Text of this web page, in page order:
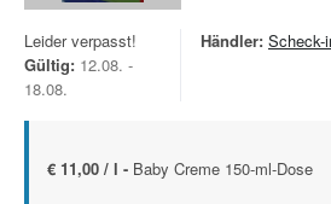
Leider verpasst!
Gültig: 12.08. -
18.08.
Händler: Scheck-
€ 11,00 / l - Baby Creme 150-ml-Dose